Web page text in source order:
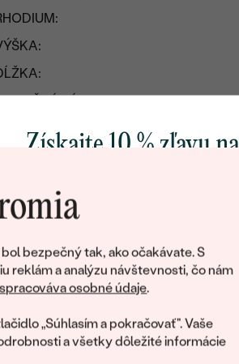
bezpečný tak, ako očakávate. S
reklám a analýzu návštevnosti, čo nám
osobné údaje.
„Súhlasím a pokračovať". Vaše
a všetky dôležité informácie
Získajte 10 % zľavu na
poctivo vyrábaných šperkov Eppi.
Ako darček na privítanie vám
obratom pošleme zľavový kód na